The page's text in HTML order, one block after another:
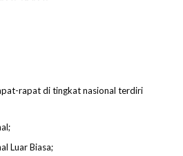
rapat di tingkat nasional terdiri
Luar Biasa;